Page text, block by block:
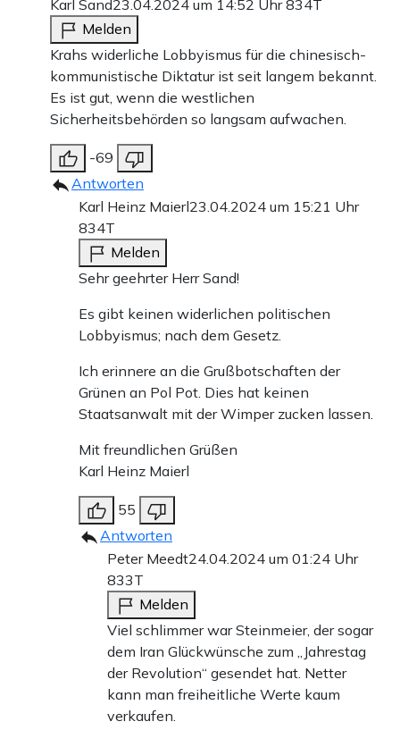
Karl Sand23.04.2024 um 14:52 Uhr834T
Melden
Krahs widerliche Lobbyismus für die chinesisch-
kommunistische Diktatur ist seit langem bekannt.
Es ist gut, wenn die westlichen
Sicherheitsbehörden so langsam aufwachen.
-69
Antworten
Karl Heinz Maierl23.04.2024 um 15:21 Uhr
834T
Melden
Sehr geehrter Herr Sand!
Es gibt keinen widerlichen politischen
Lobbyismus; nach dem Gesetz.
Ich erinnere an die Grußbotschaften der
Grünen an Pol Pot. Dies hat keinen
Staatsanwalt mit der Wimper zucken lassen.
Mit freundlichen Grüßen
Karl Heinz Maierl
55
Antworten
Peter Meedt24.04.2024 um 01:24 Uhr
833T
Melden
Viel schlimmer war Steinmeier, der sogar
dem Iran Glückwünsche zum „Jahrestag
der Revolution“ gesendet hat. Netter
kann man freiheitliche Werte kaum
verkaufen.